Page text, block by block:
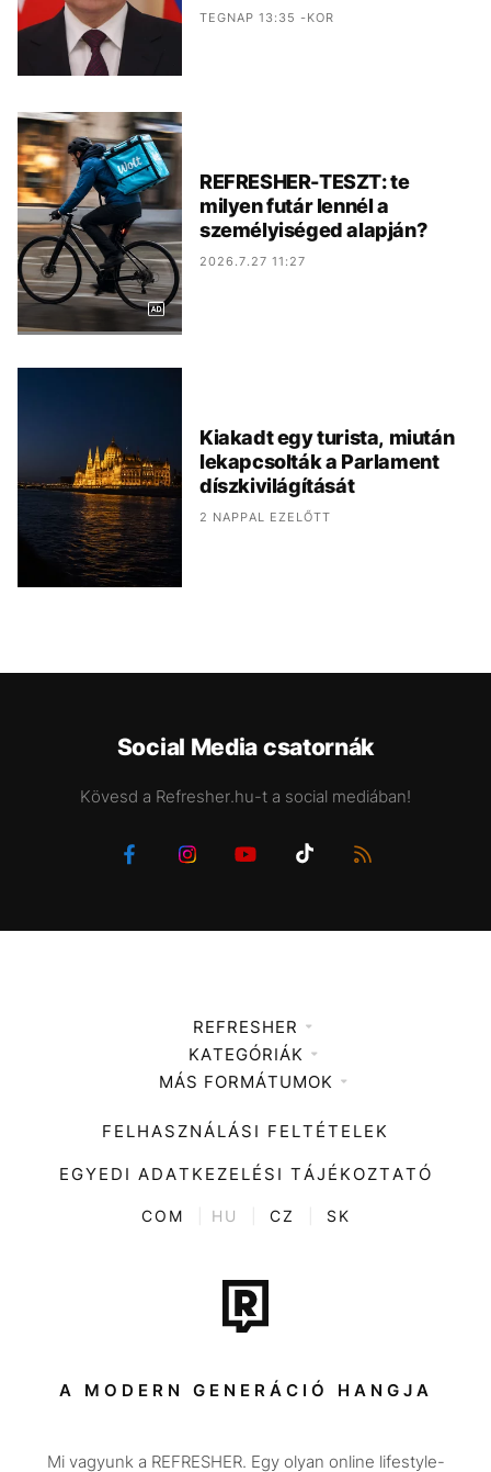
TEGNAP 13:35 -KOR
REFRESHER-TESZT: te
milyen futár lennél a
személyiséged alapján?
2026.7.27 11:27
Kiakadt egy turista, miután
lekapcsolták a Parlament
díszkivilágítását
2 NAPPAL EZELŐTT
Social Media csatornák
Kövesd a Refresher.hu-t a social mediában!
REFRESHER
Médiaajánlat
KATEGÓRIÁK
Zene
Divat
Kultúra
ENTR
Tech-Tudomány
Sport
Társadalom
Utazás
MÁS FORMÁTUMOK
FELHASZNÁLÁSI FELTÉTELEK
EGYEDI ADATKEZELÉSI TÁJÉKOZTATÓ
COM HU CZ SK
A MODERN GENERÁCIÓ HANGJA
Mi vagyunk a REFRESHER. Egy olyan online lifestyle-